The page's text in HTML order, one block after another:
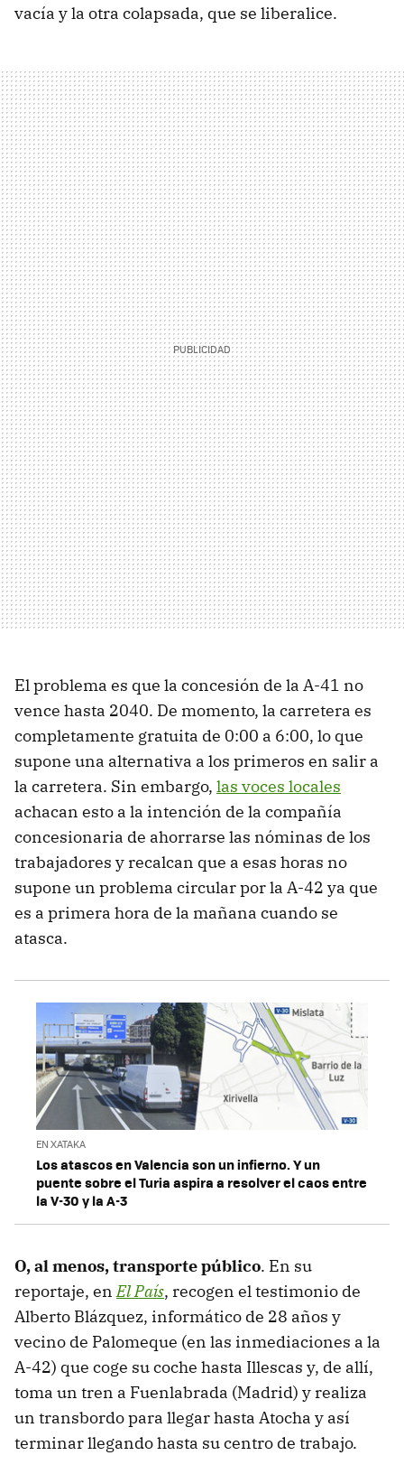
vacía y la otra colapsada, que se liberalice.
El problema es que la concesión de la A-41 no
vence hasta 2040. De momento, la carretera es
completamente gratuita de 0:00 a 6:00, lo que
supone una alternativa a los primeros en salir a
la carretera. Sin embargo, las voces locales
achacan esto a la intención de la compañía
concesionaria de ahorrarse las nóminas de los
trabajadores y recalcan que a esas horas no
supone un problema circular por la A-42 ya que
es a primera hora de la mañana cuando se
atasca.
EN XATAKA
Los atascos en Valencia son un infierno. Y un
puente sobre el Turia aspira a resolver el caos entre
la V-30 y la A-3
O, al menos, transporte público. En su
reportaje, enEl País, recogen el testimonio de
Alberto Blázquez, informático de 28 años y
vecino de Palomeque (en las inmediaciones a la
A-42) que coge su coche hasta Illescas y, de allí,
toma un tren a Fuenlabrada (Madrid) y realiza
un transbordo para llegar hasta Atocha y así
terminar llegando hasta su centro de trabajo.